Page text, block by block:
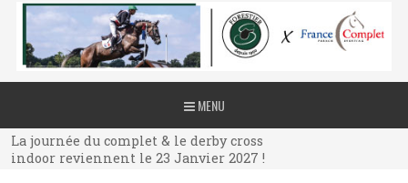
MENU
La journée du complet & le derby cross
indoor reviennent le 23 Janvier 2027 !
La journée du complet & le derby cross
indoor reviennent le 23 Janvier 2027 !